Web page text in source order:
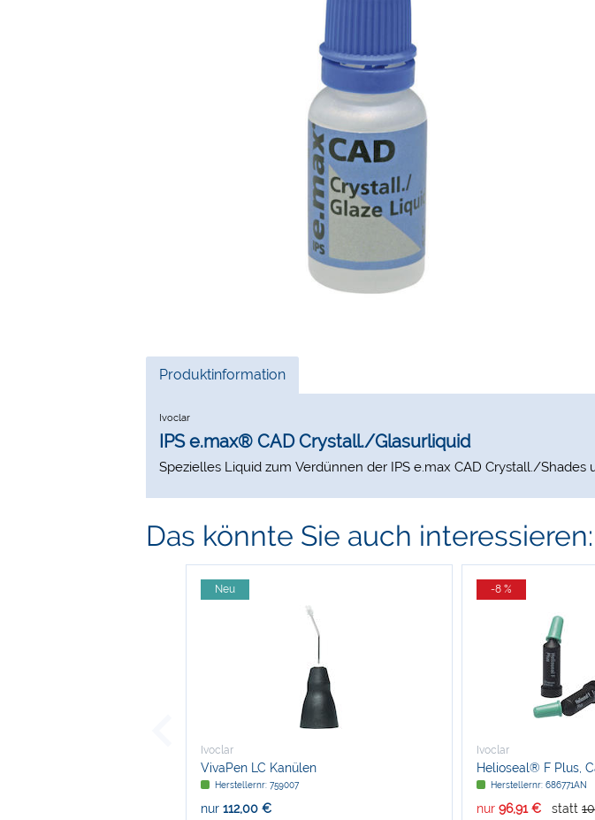
Current
Produktinformation
Ivoclar
IPS e.max® CAD Crystall./Glasurliquid
Spezielles Liquid zum Verdünnen der IPS e.max CAD Crystall./Shades
Das könnte Sie auch interessieren:
Neu
Ivoclar
VivaPen LC Kanülen
Herstellernr: 759007
nur 112,00 €
-8 %
Ivoclar
Helioseal® F Plus,
Herstellernr: 686771AN
nur 96,91 € statt